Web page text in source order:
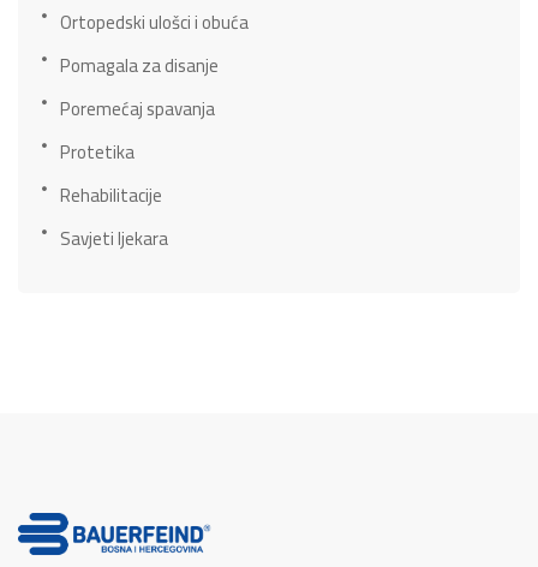
Ortopedski ulošci i obuća
Pomagala za disanje
Poremećaj spavanja
Protetika
Rehabilitacije
Savjeti ljekara